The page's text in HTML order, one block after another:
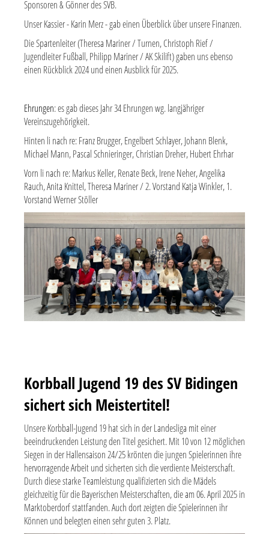
Sponsoren & Gönner des SVB.
Unser Kassier - Karin Merz - gab einen Überblick über unsere Finanzen.
Die Spartenleiter (Theresa Mariner / Turnen, Christoph Rief /
Jugendleiter Fußball, Philipp Mariner / AK Skilift) gaben uns ebenso
einen Rückblick 2024 und einen Ausblick für 2025.
Ehrungen: es gab dieses Jahr 34 Ehrungen wg. langjähriger
Vereinszugehörigkeit.
Hinten li nach re: Franz Brugger, Engelbert Schlayer, Johann Blenk,
Michael Mann, Pascal Schnieringer, Christian Dreher, Hubert Ehrhar
Vorn li nach re: Markus Keller, Renate Beck, Irene Neher, Angelika
Rauch, Anita Knittel, Theresa Mariner / 2. Vorstand Katja Winkler, 1.
Vorstand Werner Stöller
Korbball Jugend 19 des SV Bidingen
sichert sich Meistertitel!
Unsere Korbball-Jugend 19 hat sich in der Landesliga mit einer
beeindruckenden Leistung den Titel gesichert. Mit 10 von 12 möglichen
Siegen in der Hallensaison 24/25 krönten die jungen Spielerinnen ihre
hervorragende Arbeit und sicherten sich die verdiente Meisterschaft.
Durch diese starke Teamleistung qualifizierten sich die Mädels
gleichzeitig für die Bayerischen Meisterschaften, die am 06. April 2025 in
Marktoberdorf stattfanden. Auch dort zeigten die Spielerinnen ihr
Können und belegten einen sehr guten 3. Platz.